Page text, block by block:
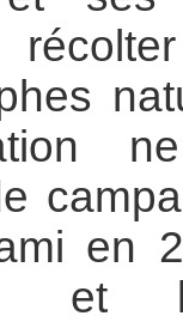
en
et